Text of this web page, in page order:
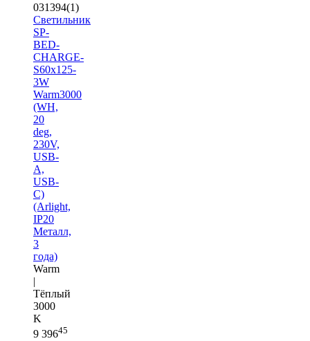
031394(1)
Светильник
SP-
BED-
CHARGE-
S60x125-
3W
Warm3000
(WH,
20
deg,
230V,
USB-
A,
USB-
C)
(Arlight,
IP20
Металл,
3
года)
Warm
|
Тёплый
3000
K
9 39645